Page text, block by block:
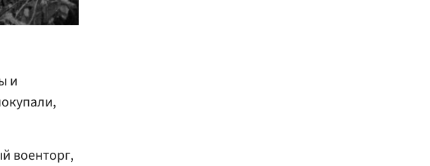
и
военторг,